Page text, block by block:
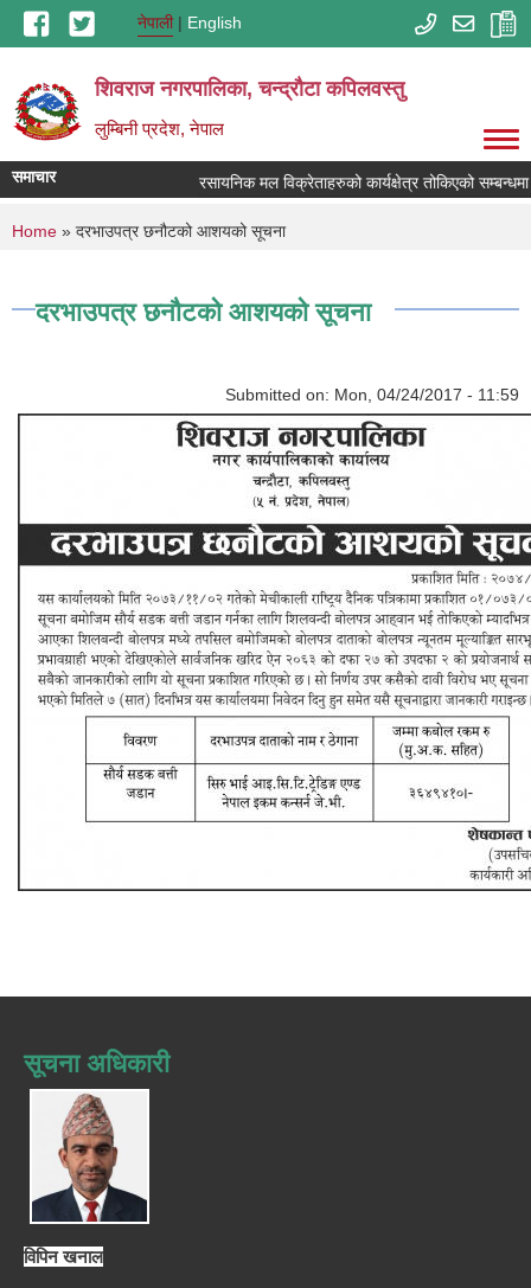
Skip to main contentनेपाली English
शिवराज नगरपालिका, चन्द्राैटा कपिलवस्तु
लुम्बिनी प्रदेश, नेपाल
समाचार रसायनिक मल विक्रेताहरुको कार्यक्षेत्र तोकिएको सम्बन्धमा
You are here
Home » दरभाउपत्र छनौटको आशयको सूचना
दरभाउपत्र छनौटको आशयको सूचना
Submitted on: Mon, 04/24/2017 - 11:59
सूचना अधिकारी
विपिन खनाल